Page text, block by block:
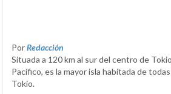
PorRedacción
Situada a 120 km al sur del centro de
Pacífico, es la mayor isla habitada de
Tokio.